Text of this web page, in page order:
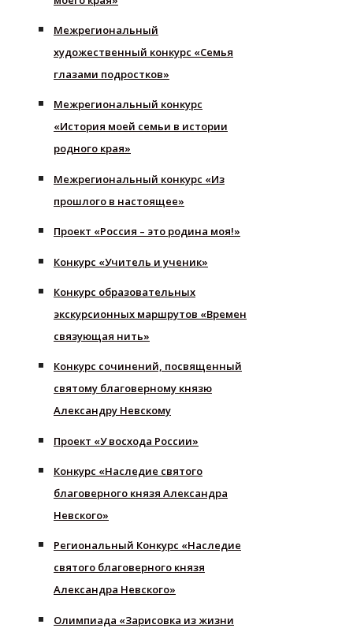
Межрегиональный
художественный конкурс «Семья
глазами подростков»
Межрегиональный конкурс
«История моей семьи в истории
родного края»
Межрегиональный конкурс «Из
прошлого в настоящее»
Проект «Россия – это родина моя!»
Конкурс «Учитель и ученик»
Конкурс образовательных
экскурсионных маршрутов «Времен
связующая нить»
Конкурс сочинений, посвященный
святому благоверному князю
Александру Невскому
Проект «У восхода России»
Конкурс «Наследие святого
благоверного князя Александра
Невского»
Региональный Конкурс «Наследие
святого благоверного князя
Александра Невского»
Олимпиада «Зарисовка из жизни